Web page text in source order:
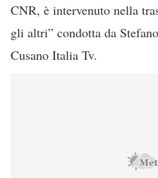
CNR, è intervenuto nella
gli altri” condotta da
Cusano Italia Tv.